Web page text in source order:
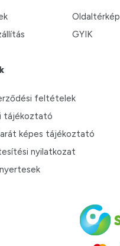
Oldaltérkép
GYIK
feltételek
tájékoztató
képes tájékoztató
nyilatkozat